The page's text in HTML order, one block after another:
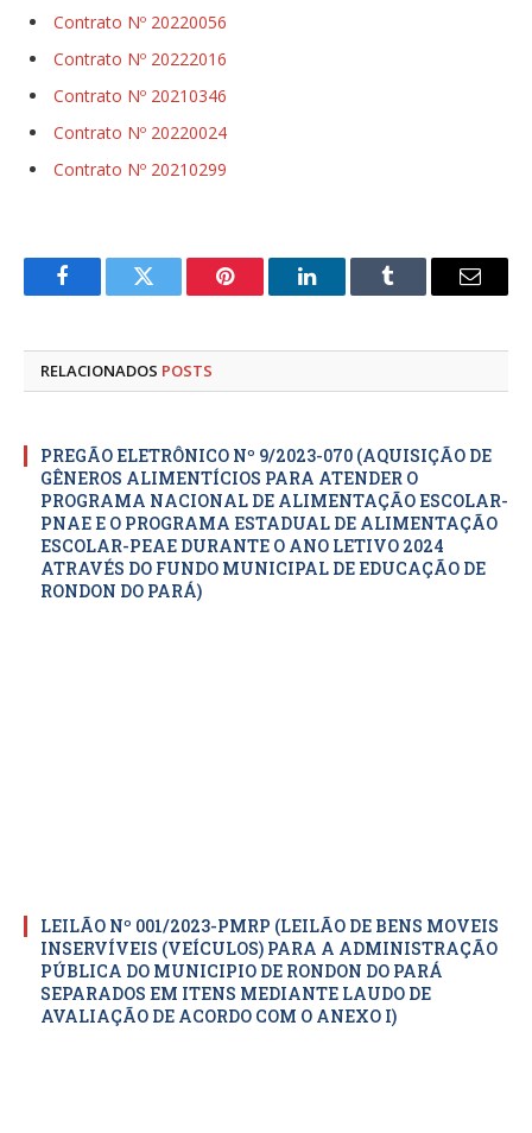
Contrato Nº 20220056
Contrato Nº 20222016
Contrato Nº 20210346
Contrato Nº 20220024
Contrato Nº 20210299
FacebookTwitter Pinterest LinkedInTumblr
E-
RELACIONADOS POSTS
PREGÃO ELETRÔNICO Nº 9/2023-070 (AQUISIÇÃO DE
GÊNEROS ALIMENTÍCIOS PARA ATENDER O
PROGRAMA NACIONAL DE ALIMENTAÇÃO ESCOLAR-
PNAE E O PROGRAMA ESTADUAL DE ALIMENTAÇÃO
ESCOLAR-PEAE DURANTE O ANO LETIVO 2024
ATRAVÉS DO FUNDO MUNICIPAL DE EDUCAÇÃO DE
RONDON DO PARÁ)
LEILÃO Nº 001/2023-PMRP (LEILÃO DE BENS MOVEIS
INSERVÍVEIS (VEÍCULOS) PARA A ADMINISTRAÇÃO
PÚBLICA DO MUNICIPIO DE RONDON DO PARÁ
SEPARADOS EM ITENS MEDIANTE LAUDO DE
AVALIAÇÃO DE ACORDO COM O ANEXO I)